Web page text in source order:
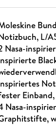
L/
Nasa-
Nasa-